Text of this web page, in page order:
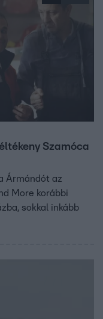
Szamóca
Ármándót az
More korábbi
sokkal inkább